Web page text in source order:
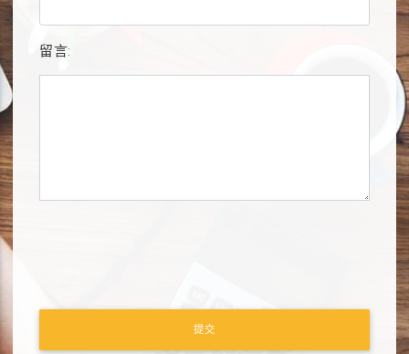
留言:
提交